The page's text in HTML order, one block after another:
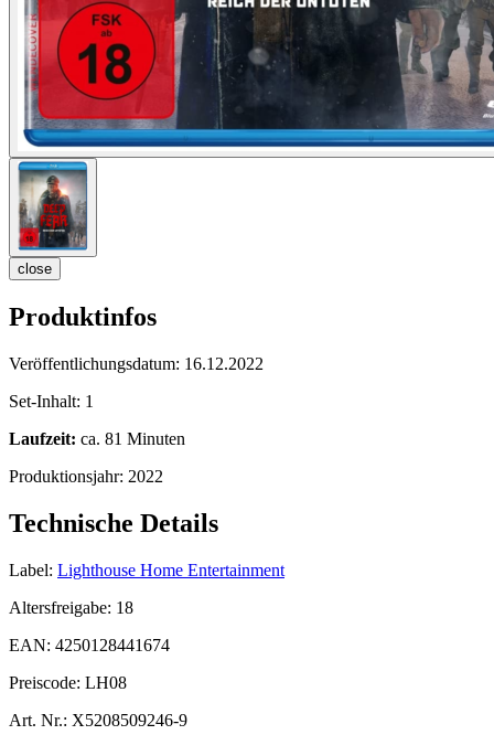
close
Produktinfos
Veröffentlichungsdatum: 16.12.2022
Set-Inhalt: 1
Laufzeit: ca. 81 Minuten
Produktionsjahr: 2022
Technische Details
Label: Lighthouse Home Entertainment
Altersfreigabe: 18
EAN: 4250128441674
Preiscode: LH08
Art. Nr.: X5208509246-9